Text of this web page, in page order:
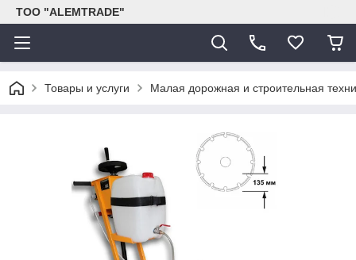
ТОО "ALEMTRADE"
Товары и услуги Малая дорожная и строительная